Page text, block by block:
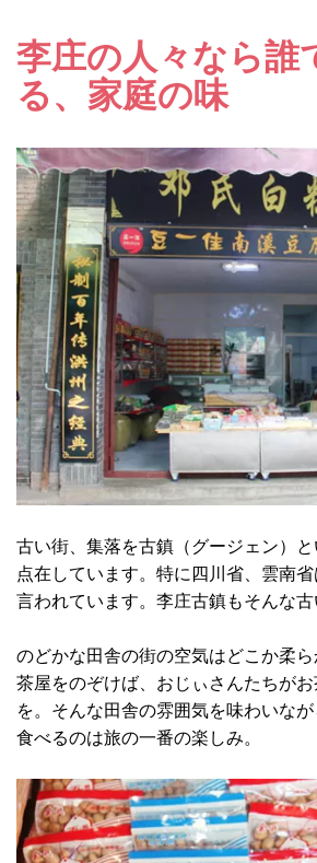
李庄の人々なら誰
る、家庭の味
古い街、集落を古鎮（グージェン）
点在しています。特に四川省、雲南
言われています。李庄古鎮もそんな古
のどかな田舎の街の空気はどこか柔
茶屋をのぞけば、おじぃさんたちが
を。そんな田舎の雰囲気を味わいな
食べるのは旅の一番の楽しみ。